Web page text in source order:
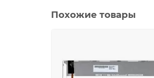
Похожие товары